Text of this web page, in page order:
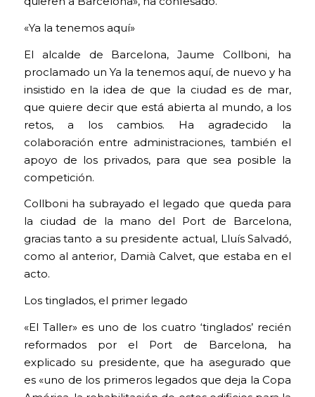
«Ya la tenemos aquí»
El alcalde de Barcelona, Jaume Collboni, ha
proclamado un Ya la tenemos aquí, de nuevo y ha
insistido en la idea de que la ciudad es de mar,
que quiere decir que está abierta al mundo, a los
retos, a los cambios. Ha agradecido la
colaboración entre administraciones, también el
apoyo de los privados, para que sea posible la
competición.
Collboni ha subrayado el legado que queda para
la ciudad de la mano del Port de Barcelona,
gracias tanto a su presidente actual, Lluís Salvadó,
como al anterior, Damià Calvet, que estaba en el
acto.
Los tinglados, el primer legado
«El Taller» es uno de los cuatro ‘tinglados’ recién
reformados por el Port de Barcelona, ha
explicado su presidente, que ha asegurado que
es «uno de los primeros legados que deja la Copa